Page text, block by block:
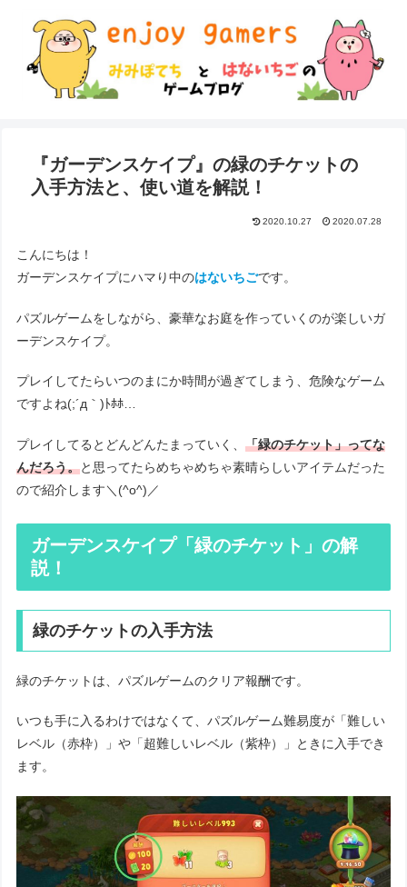
『ガーデンスケイプ』の緑のチケットの
入手方法と、使い道を解説！
2020.10.27 2020.07.28
こんにちは！
ガーデンスケイプにハマり中のはないちごです。
パズルゲームをしながら、豪華なお庭を作っていくのが楽しいガ
ーデンスケイプ。
プレイしてたらいつのまにか時間が過ぎてしまう、危険なゲーム
ですよね(;´д｀)ﾄﾎﾎ…
プレイしてるとどんどんたまっていく、「緑のチケット」ってな
んだろう。と思ってたらめちゃめちゃ素晴らしいアイテムだった
ので紹介します＼(^o^)／
ガーデンスケイプ「緑のチケット」の解
説！
緑のチケットの入手方法
緑のチケットは、パズルゲームのクリア報酬です。
いつも手に入るわけではなくて、パズルゲーム難易度が「難しい
レベル（赤枠）」や「超難しいレベル（紫枠）」ときに入手でき
ます。